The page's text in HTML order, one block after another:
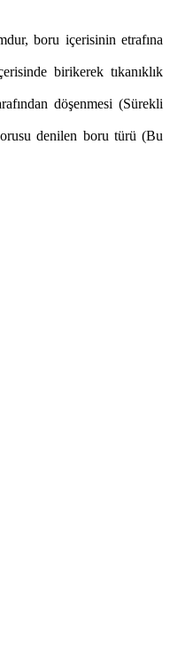
boru içerisinin etrafına
birikerek tıkanıklık
döşenmesi (Sürekli
denilen boru türü (Bu